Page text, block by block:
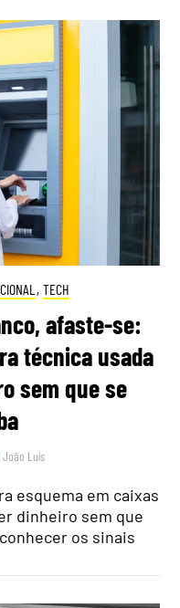
, TECH
afaste-se:
técnica usada
sem que se
João Luís
esquema em caixas
dinheiro sem que
os sinais